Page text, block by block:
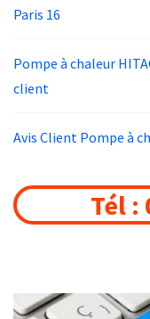
Paris 16
Pompe à chaleur
client
Avis Client Pompe à
Tél :